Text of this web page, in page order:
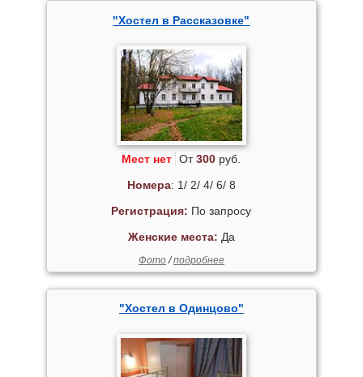
"Хостел в Рассказовке"
Мест нет От300 руб.
Номера: 1/ 2/ 4/ 6/ 8
Регистрация: По запросу
Женские места: Да
Фото/подробнее
"Хостел в Одинцово"